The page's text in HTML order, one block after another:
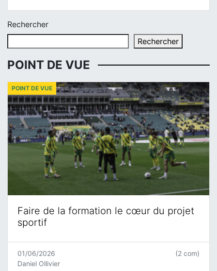
Rechercher
Rechercher
POINT DE VUE
Faire de la formation le cœur du projet
sportif
POINT DE VUE
01/06/2026
Daniel Ollivier
(2 com)